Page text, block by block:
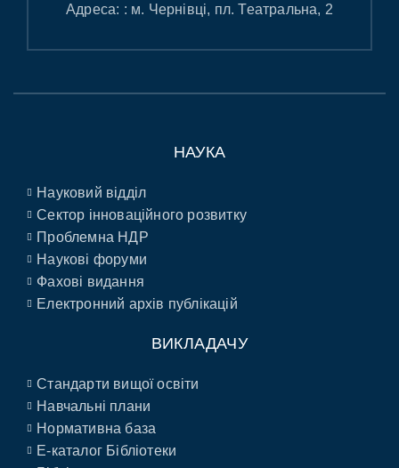
Адреса: : м. Чернівці, пл. Театральна, 2
НАУКА
Науковий відділ
Сектор інноваційного розвитку
Проблемна НДР
Наукові форуми
Фахові видання
Електронний архів публікацій
ВИКЛАДАЧУ
Стандарти вищої освіти
Навчальні плани
Нормативна база
E-каталог Бібліотеки